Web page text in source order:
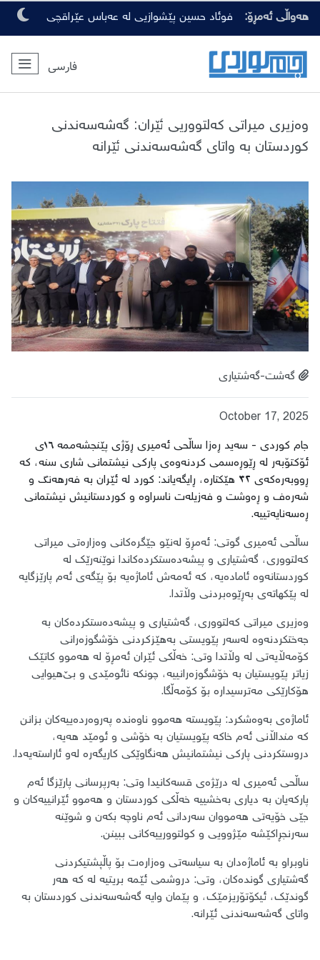
هەواڵی ئەمڕۆ: فوئاد حسین پێشوازیی لە عەباس عێراقچی
کرد
فارسی
وەزیری میراتی کەلتووریی ئێران: گەشەسەندنی
کوردستان بە واتای گەشەسەندنی ئێرانە
گەشت-گەشتیاری
October 17, 2025
جام کوردی - سەید ڕەزا ساڵحی ئەمیری ڕۆژی پێنجشەممە ١٦ی
ئۆکتۆبەر لە ڕێوڕەسمی کردنەوەی پارکی نیشتمانی شاری سنە، کە
ڕووبەرەکەی ٣٢ هێکتارە، ڕایگەیاند: کورد لە ئێران بە فەرهەنگ و
شەرەف و ڕەوشت و فەزیلەت ناسراوە و کوردستانیش نیشتمانی
ڕەسەنایەتییە.
ساڵحی ئەمیری گوتی: ئەمڕۆ لەنێو جێگرەکانی وەزارەتی میراتی
کەلتووری، گەشتیاری و پیشەدەستکردەکاندا نوێنەرێک لە
کوردستانەوە ئامادەیە، کە ئەمەش ئاماژەیە بۆ پێگەی ئەم پارێزگایە
لە پێکهاتەی بەڕێوەبردنی وڵاتدا.
وەزیری میراتی کەلتووری، گەشتیاری و پیشەدەستکردەکان بە
جەختکردنەوە لەسەر پێویستی بەهێزکردنی خۆشگوزەرانی
کۆمەڵایەتی لە وڵاتدا وتی: خەڵکی ئێران ئەمڕۆ لە هەموو کاتێک
زیاتر پێویستیان بە خۆشگوزەرانییە، چونکە نائومێدی و بێ‌هیوایی
هۆکارێکی مەترسیدارە بۆ کۆمەڵگا.
ئاماژەی بەوەشکرد: پێویستە هەموو ناوەندە پەروەردەییەکان بزانن
کە منداڵانی ئەم خاکە پێویستیان بە خۆشی و ئومێد هەیە،
دروستکردنی پارکی نیشتمانیش هەنگاوێکی کاریگەرە لەو ئاراستەیەدا.
ساڵحی ئەمیری لە درێژەی قسەکانیدا وتی: بەرپرسانی پارێزگا ئەم
پارکەیان بە دیاری بەخشییە خەڵکی کوردستان و هەموو ئێرانییەکان و
جێی خۆیەتی هەمووان سەردانی ئەم ناوچە بکەن و شوێنە
سەرنجڕاکێشە مێژوویی و کولتوورییەکانی ببینن.
ناوبراو بە ئاماژەدان بە سیاسەتی وەزارەت بۆ پاڵپشتیکردنی
گەشتیاری گوندەکان، وتی: دروشمی ئێمە بریتیە لە کە هەر
گوندێک، ئیکۆتۆریزمێک، و پێمان وایە گەشەسەندنی کوردستان بە
واتای گەشەسەندنی ئێرانە.